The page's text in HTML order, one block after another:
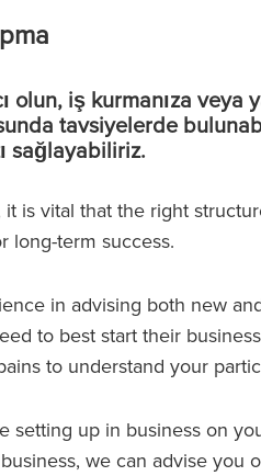
olun, iş kurmanıza veya
tavsiyelerde
sağlayabiliriz.
it is vital that the right
long-term success.
in advising both new
to best start their
to understand your
setting up in business on
we can advise you